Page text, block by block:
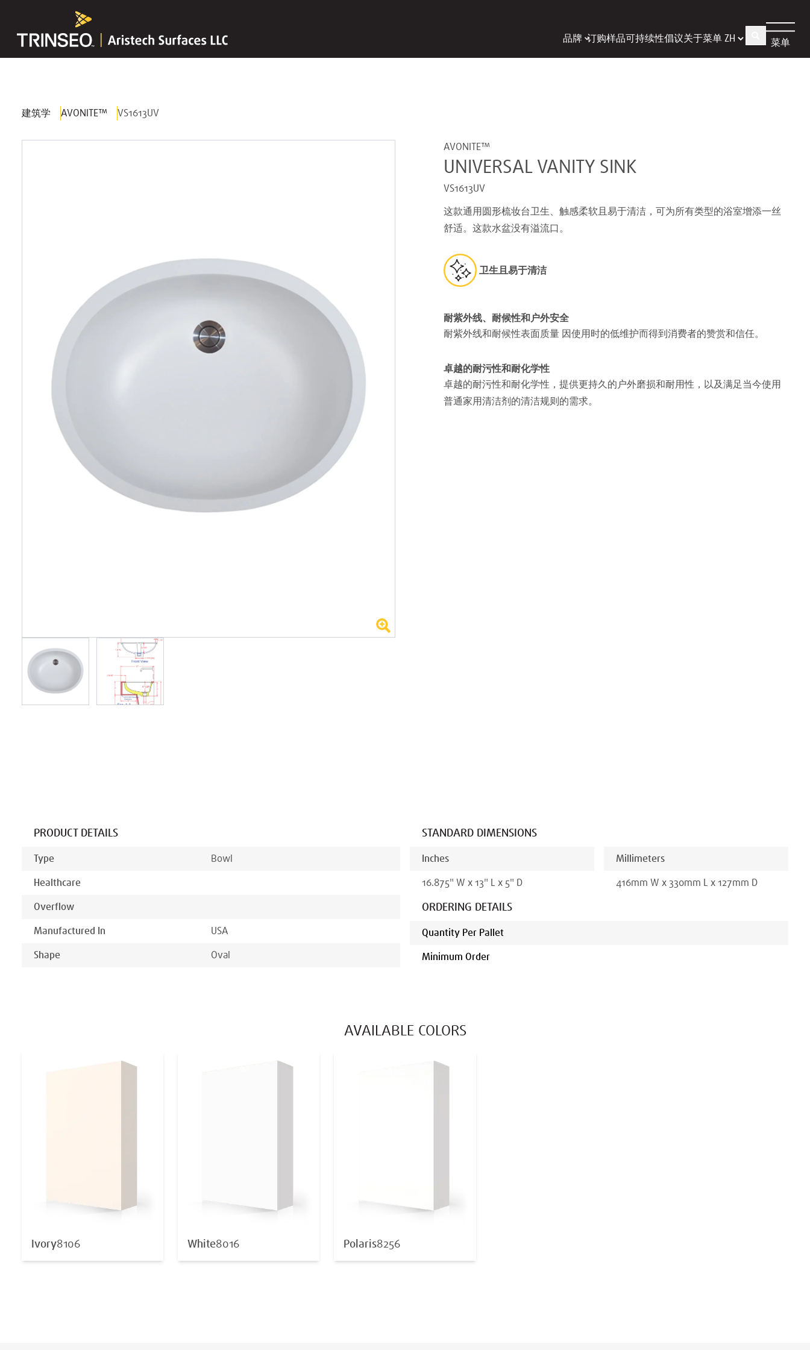
品牌 订购样品可持续性倡议关于菜单 菜单
建筑学 AVONITE™ VS1613UV
AVONITE™
UNIVERSAL VANITY SINK
VS1613UV
这款通用圆形梳妆台卫生、触感柔软且易于清洁，可为所有类型的浴室增添一丝
舒适。这款水盆没有溢流口。
卫生且易于清洁
耐紫外线、耐候性和户外安全
耐紫外线和耐候性表面质量 因使用时的低维护而得到消费者的赞赏和信任。
卓越的耐污性和耐化学性
卓越的耐污性和耐化学性，提供更持久的户外磨损和耐用性，以及满足当今使用
普通家用清洁剂的清洁规则的需求。
PRODUCT DETAILS
Type Bowl
Healthcare
Overflow
Manufactured In USA
Shape Oval
STANDARD DIMENSIONS
Inches
16.875" W x 13" L x 5" D
Millimeters
416mm W x 330mm L x 127mm D
ORDERING DETAILS
Quantity Per Pallet
Minimum Order
AVAILABLE COLORS
Ivory8106 White8016 Polaris8256